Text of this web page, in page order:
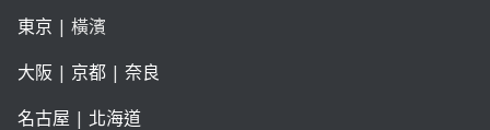
東京 | 橫濱
大阪 | 京都| 奈良
名古屋 | 北海道